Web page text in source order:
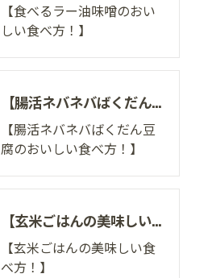
【食べるラー油味噌のおい
しい食べ方！】
【腸活ネバネバばくだん豆腐のおいしい食べ方！】
【腸活ネバネバばくだん豆
腐のおいしい食べ方！】
【玄米ごはんの美味しい食べ方！】
【玄米ごはんの美味しい食
べ方！】